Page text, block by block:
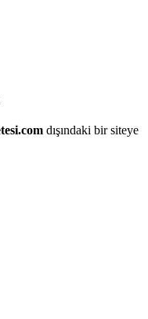
dışındaki bir siteye